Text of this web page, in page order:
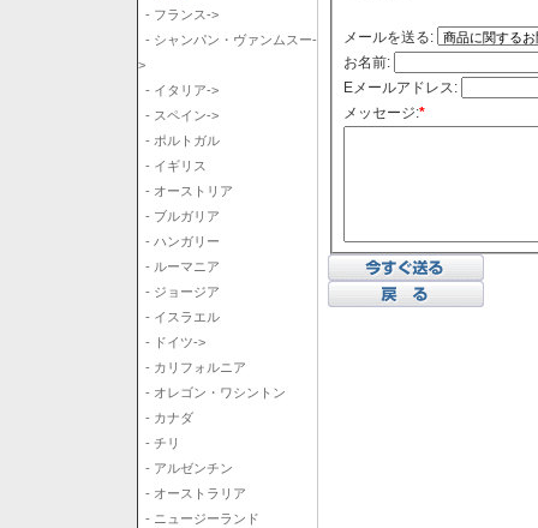
- フランス->
- シャンパン・ヴァンムスー-
>
- イタリア->
- スペイン->
- ポルトガル
- イギリス
- オーストリア
- ブルガリア
- ハンガリー
- ルーマニア
- ジョージア
- イスラエル
- ドイツ->
- カリフォルニア
- オレゴン・ワシントン
- カナダ
- チリ
- アルゼンチン
- オーストラリア
- ニュージーランド
メールを送る:
お名前:
Eメールアドレス:
メッセージ:*